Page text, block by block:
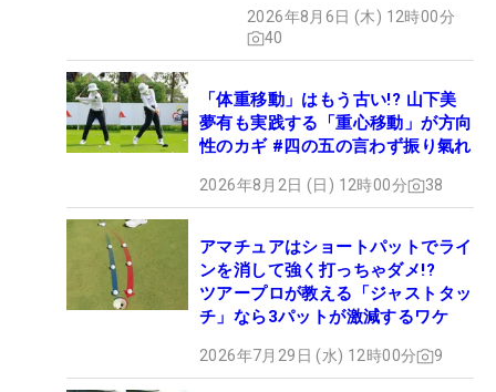
2026年8月6日 (木) 12時00分
40
「体重移動」はもう古い!? 山下美
夢有も実践する「重心移動」が方向
性のカギ #四の五の言わず振り氣れ
2026年8月2日 (日) 12時00分 38
アマチュアはショートパットでライ
ンを消して強く打っちゃダメ!?
ツアープロが教える「ジャストタッ
チ」なら3パットが激減するワケ
2026年7月29日 (水) 12時00分 9